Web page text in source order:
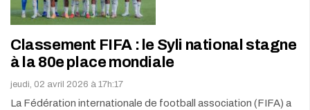
Classement FIFA : le Syli national stagne
à la 80e place mondiale
jeudi, 02 avril 2026 à 17h:17
La Fédération internationale de football association (FIFA) a